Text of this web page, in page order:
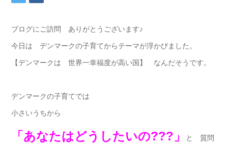
ブログにご訪問 ありがとうございます♪
今日は デンマークの子育てからテーマが浮かびました。
【デンマークは 世界一幸福度が高い国】 なんだそうです。
デンマークの子育てでは
小さいうちから
「あなたはどうしたいの???」 と 質問